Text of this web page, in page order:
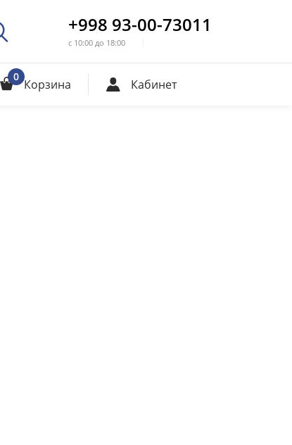
+998 93-00-73011
с 10:00 до 18:00
0 Корзина Кабинет